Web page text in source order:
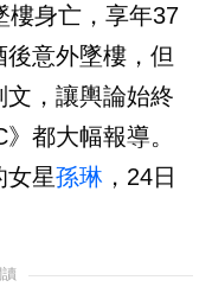
樓身亡，享年37
意外墜樓，但
文，讓輿論始終
都大幅報導。
女星孫琳 ，24日
讀